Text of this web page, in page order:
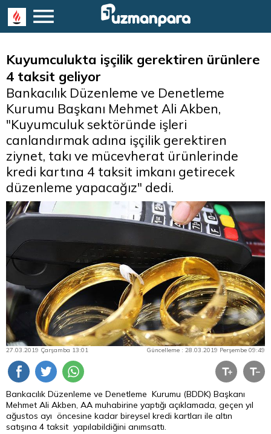
Kuyumculukta işçilik gerektiren ürünlere
4 taksit geliyor
Bankacılık Düzenleme ve Denetleme
Kurumu Başkanı Mehmet Ali Akben,
"Kuyumculuk sektöründe işleri
canlandırmak adına işçilik gerektiren
ziynet, takı ve mücevherat ürünlerinde
kredi kartına 4 taksit imkanı getirecek
düzenleme yapacağız" dedi.
27.03.2019 Çarşamba 13:01 Güncelleme : 28.03.2019 Perşembe 09:49
Bankacılık Düzenleme ve Denetleme Kurumu (BDDK) Başkanı
Mehmet Ali Akben, AA muhabirine yaptığı açıklamada, geçen yıl
ağustos ayı öncesine kadar bireysel kredi kartları ile altın
satışına 4 taksit yapılabildiğini anımsattı.